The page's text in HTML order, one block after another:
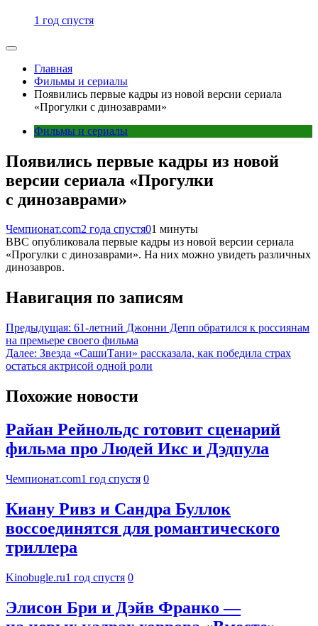
1 год спустя
Главная
Фильмы и сериалы
Появились первые кадры из новой версии сериала
«Прогулки с динозаврами»
Фильмы и сериалы
Появились первые кадры из новой
версии сериала «Прогулки
с динозаврами»
Чемпионат.com2 года спустя01 минуты
BBC опубликовала первые кадры из новой версии сериала
«Прогулки с динозаврами». На них можно увидеть различных
динозавров.
Навигация по записям
Предыдущая: 61-летний Джонни Депп обратился к россиянам
на премьере своего фильма
Далее: Звезда «СашиТани» рассказала, как победила страх
остаться актрисой одной роли
Похожие новости
Райан Рейнольдс готовит сценарий
фильма про Людей Икс и Дэдпула
Чемпионат.com1 год спустя 0
Киану Ривз и Сандра Буллок
воссоединятся для романтического
триллера
Kinobugle.ru1 год спустя 0
Элисон Бри и Дэйв Франко —